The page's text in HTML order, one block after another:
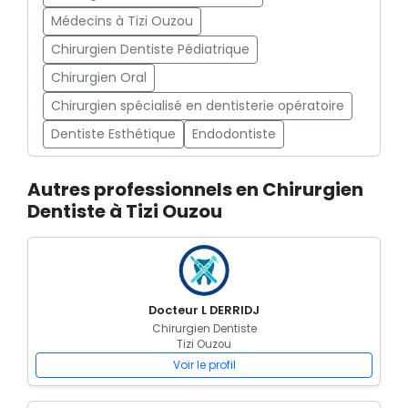
Médecins à Tizi Ouzou
Chirurgien Dentiste Pédiatrique
Chirurgien Oral
Chirurgien spécialisé en dentisterie opératoire
Dentiste Esthétique
Endodontiste
Autres professionnels en Chirurgien
Dentiste à Tizi Ouzou
Docteur L DERRIDJ
Chirurgien Dentiste
Tizi Ouzou
Voir le profil